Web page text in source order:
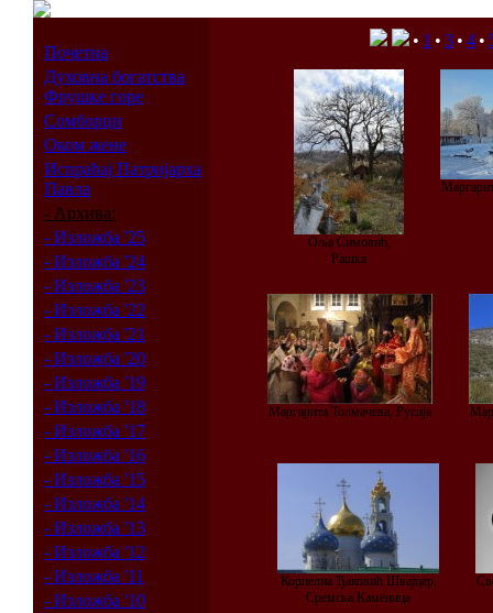
Почетна
Духовна богатства
Фрушке горе
Сомборци
Оком жене
Испраћај Патријарха
Павла
- Архива:
- Изложба '25
- Изложба '24
- Изложба '23
- Изложба '22
- Изложба '21
- Изложба '20
- Изложба '19
- Изложба '18
- Изложба '17
- Изложба '16
- Изложба '15
- Изложба '14
- Изложба '13
- Изложба '12
- Изложба '11
- Изложба '10
• 1 • 3 • 4 •
Оља Симовић,
Рашка
Маргарита Толмачева, Русија
Корнелиа Ђаковић Швајцер,
Сремска Каменица